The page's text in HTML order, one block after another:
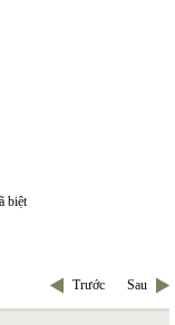
biệt
Trước Sau